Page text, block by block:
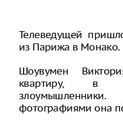
Телеведущей
из Парижа в Монако.
Шоувумен
квартиру, в
фотографиями она